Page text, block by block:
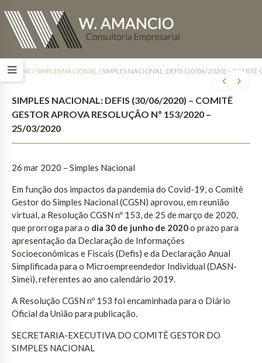
HOME/ SIMPLES NACIONAL / SIMPLES NACIONAL: DEFIS (30/06/2020) –
SIMPLES NACIONAL: DEFIS (30/06/2020) – COMITÊ
GESTOR APROVA RESOLUÇÃO Nº 153/2020 –
25/03/2020
26 mar 2020 – Simples Nacional
Em função dos impactos da pandemia do Covid-19, o Comitê
Gestor do Simples Nacional (CGSN) aprovou, em reunião
virtual, a Resolução CGSN nº 153, de 25 de março de 2020,
que prorroga para o dia 30 de junho de 2020o prazo para
apresentação da Declaração de Informações
Socioeconômicas e Fiscais (Defis) e da Declaração Anual
Simplificada para o Microempreendedor Individual (DASN-
Simei), referentes ao ano calendário 2019.
A Resolução CGSN nº 153 foi encaminhada para o Diário
Oficial da União para publicação.
SECRETARIA-EXECUTIVA DO COMITÊ GESTOR DO
SIMPLES NACIONAL